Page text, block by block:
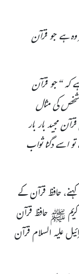
ہے جو قرآن
کہ “جو قرآن
کی مثال
مجید بار بار
اسے دگنا ثواب
حافظ قرآن کے
ﷺ حافظ قرآن
علیہ السلام قرآن